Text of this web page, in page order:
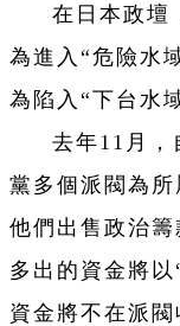
在日本政壇
為進入“危險水
為陷入“下台水
去年11月，
黨多個派閥為
他們出售政治籌
多出的資金將
資金將不在派